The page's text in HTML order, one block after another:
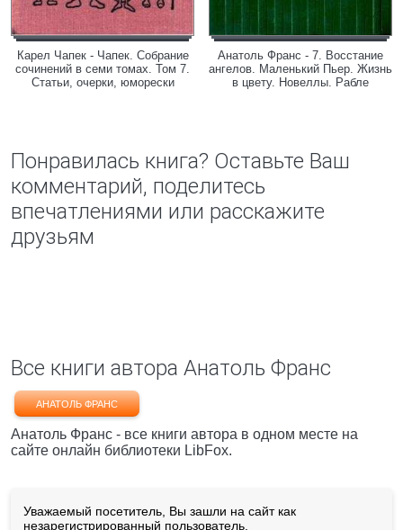
Карел Чапек - Чапек. Собрание
сочинений в семи томах. Том 7.
Статьи, очерки, юморески
Анатоль Франс - 7. Восстание
ангелов. Маленький Пьер. Жизнь
в цвету. Новеллы. Рабле
Понравилась книга? Оставьте Ваш
комментарий, поделитесь
впечатлениями или расскажите
друзьям
Все книги автора Анатоль Франс
АНАТОЛЬ ФРАНС
Анатоль Франс - все книги автора в одном месте на
сайте онлайн библиотеки LibFox.
Уважаемый посетитель, Вы зашли на сайт как
незарегистрированный пользователь.